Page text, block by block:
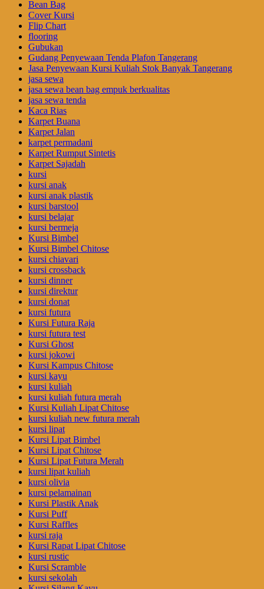
Bean Bag
Cover Kursi
Flip Chart
flooring
Gubukan
Gudang Penyewaan Tenda Plafon Tangerang
Jasa Penyewaan Kursi Kuliah Stok Banyak Tangerang
jasa sewa
jasa sewa bean bag empuk berkualitas
jasa sewa tenda
Kaca Rias
Karpet Buana
Karpet Jalan
karpet permadani
Karpet Rumput Sintetis
Karpet Sajadah
kursi
kursi anak
kursi anak plastik
kursi barstool
kursi belajar
kursi bermeja
Kursi Bimbel
Kursi Bimbel Chitose
kursi chiavari
kursi crossback
kursi dinner
kursi direktur
kursi donat
kursi futura
Kursi Futura Raja
kursi futura test
Kursi Ghost
kursi jokowi
Kursi Kampus Chitose
kursi kayu
kursi kuliah
kursi kuliah futura merah
Kursi Kuliah Lipat Chitose
kursi kuliah new futura merah
kursi lipat
Kursi Lipat Bimbel
Kursi Lipat Chitose
Kursi Lipat Futura Merah
kursi lipat kuliah
kursi olivia
kursi pelamainan
Kursi Plastik Anak
Kursi Puff
Kursi Raffles
kursi raja
Kursi Rapat Lipat Chitose
kursi rustic
Kursi Scramble
kursi sekolah